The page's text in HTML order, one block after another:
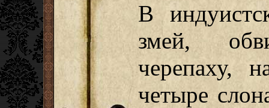
В
змей,
черепаху,
четыре